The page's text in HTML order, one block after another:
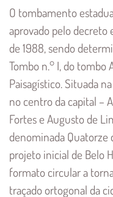
O tombamento
aprovado pelo decreto
de 1988, sendo
Tombo n.° I, do tombo
Paisagístico. Situada
no centro da capital –
Fortes e Augusto de
denominada Quatorze
projeto inicial de Belo
formato circular a
traçado ortogonal da